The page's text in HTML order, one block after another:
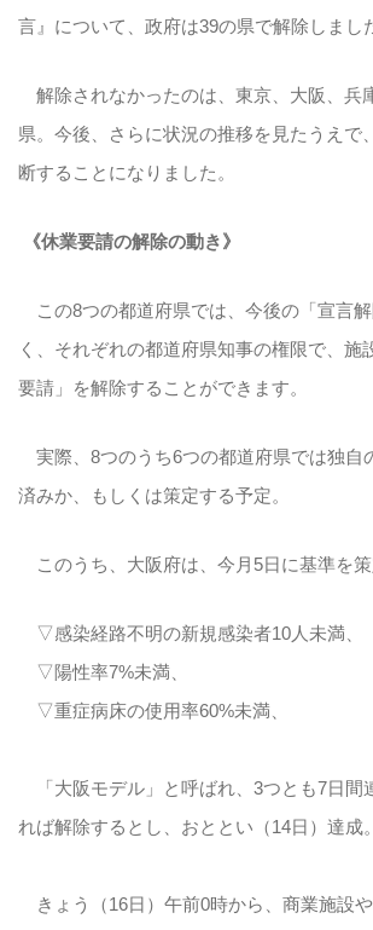
言』について、政府は39の県で解除しまし
解除されなかったのは、東京、大阪、兵
県。今後、さらに状況の推移を見たうえで
断することになりました。
《休業要請の解除の動き》
この8つの都道府県では、今後の「宣言
く、それぞれの都道府県知事の権限で、施
要請」を解除することができます。
実際、8つのうち6つの都道府県では独自
済みか、もしくは策定する予定。
このうち、大阪府は、今月5日に基準を策
▽感染経路不明の新規感染者10人未満、
▽陽性率7%未満、
▽重症病床の使用率60%未満、
「大阪モデル」と呼ばれ、3つとも7日間
れば解除するとし、おととい（14日）達成。
きょう（16日）午前0時から、商業施設